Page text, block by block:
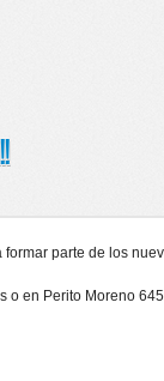
parte de los
o en Perito Moreno